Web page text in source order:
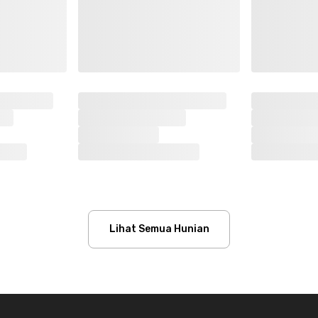
Lihat Semua Hunian